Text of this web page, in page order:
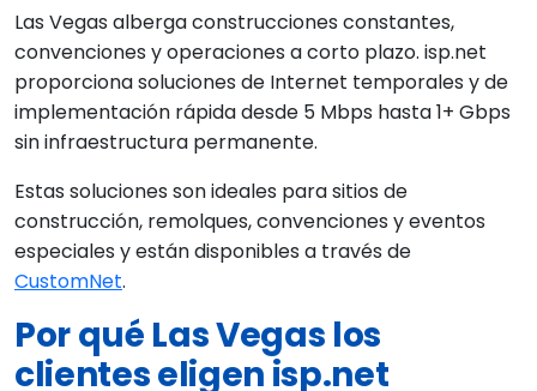
Las Vegas alberga construcciones constantes,
convenciones y operaciones a corto plazo. isp.net
proporciona soluciones de Internet temporales y de
implementación rápida desde 5 Mbps hasta 1+ Gbps
sin infraestructura permanente.
Estas soluciones son ideales para sitios de
construcción, remolques, convenciones y eventos
especiales y están disponibles a través de
CustomNet.
Por qué Las Vegas los
clientes eligen isp.net